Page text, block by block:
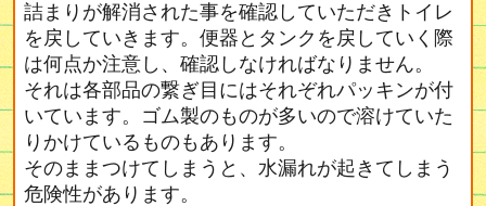
詰まりが解消された事を確認していただきトイレ
を戻していきます。便器とタンクを戻していく際
は何点か注意し、確認しなければなりません。
それは各部品の繋ぎ目にはそれぞれパッキンが付
いています。ゴム製のものが多いので溶けていた
りかけているものもあります。
そのままつけてしまうと、水漏れが起きてしまう
危険性があります。